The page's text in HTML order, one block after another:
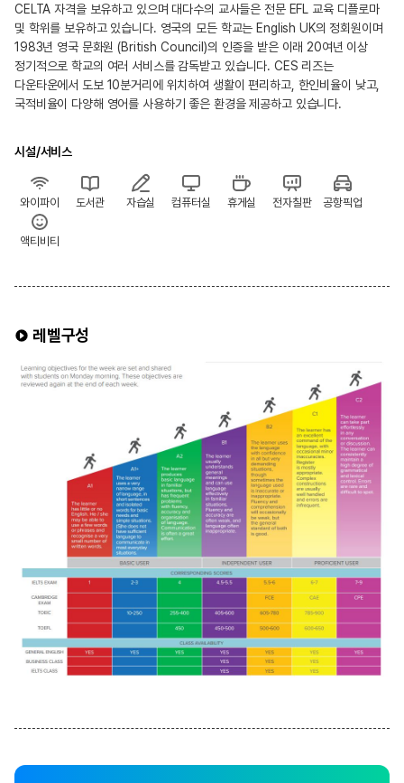
CELTA 자격을 보유하고 있으며 대다수의 교사들은 전문 EFL 교육 디플로마
및 학위를 보유하고 있습니다. 영국의 모든 학교는 English UK의 정회원이며
1983년 영국 문화원 (British Council)의 인증을 받은 이래 20여년 이상
정기적으로 학교의 여러 서비스를 감독받고 있습니다. CES 리즈는
다운타운에서 도보 10분거리에 위치하여 생활이 편리하고, 한인비율이 낮고,
국적비율이 다양해 영어를 사용하기 좋은 환경을 제공하고 있습니다.
시설/서비스
와이파이 도서관 자습실 컴퓨터실 휴게실 전자칠판 공항픽업
액티비티
레벨구성